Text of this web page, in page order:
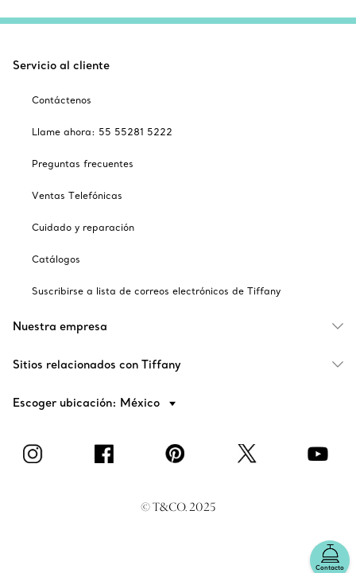
Contacto
Servicio al cliente
Contáctenos
Llame ahora: 55 55281 5222
Preguntas frecuentes
Ventas Telefónicas
Cuidado y reparación
Catálogos
Suscribirse a lista de correos electrónicos de Tiffany
Nuestra empresa
Sitios relacionados con Tiffany
Escoger ubicación: México
© T&CO. 2025